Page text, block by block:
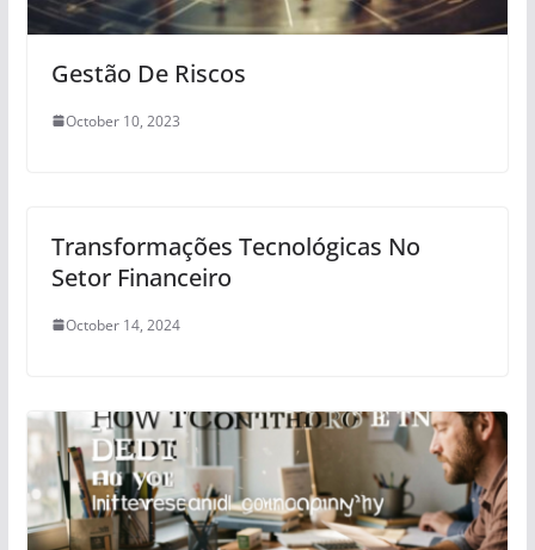
Gestão De Riscos
October 10, 2023
Transformações Tecnológicas No
Setor Financeiro
October 14, 2024